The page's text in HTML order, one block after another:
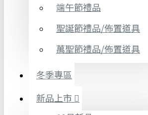
端午節禮品
聖誕節禮品/佈置道具
萬聖節禮品/佈置道具
冬季專區
新品上市